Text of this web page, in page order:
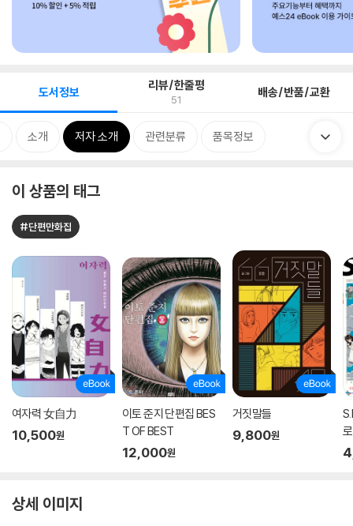
도서정보 리뷰/한줄평
51 배송/반품/교환
소개 저자 소개 관련분류 품목정보
이 상품의 태그
#단편만화집
여자력 女自力
10,500원
이토 준지 단편집 BES
T OF BEST
12,000원
거짓말들
9,800원
상세 이미지